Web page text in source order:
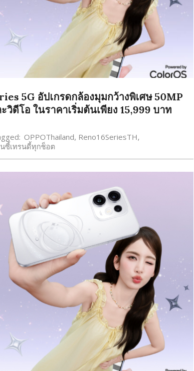
5G อัปเกรดกล้องมุมกว้างพิเศษ 50MP
ดีโอ ในราคาเริ่มต้นเพียง 15,999 บาท
OPPOThailand, Reno16SeriesTH,
ซี้เทรนดี้ทุกช็อต